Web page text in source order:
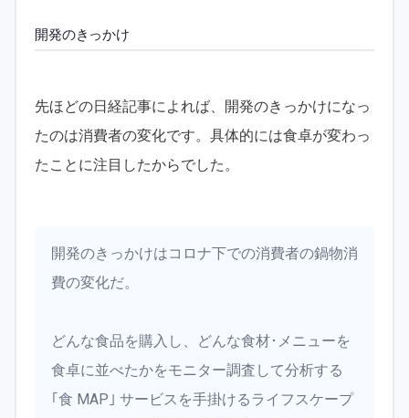
開発のきっかけ
先ほどの日経記事によれば、開発のきっかけになっ
たのは消費者の変化です。具体的には食卓が変わっ
たことに注目したからでした。
開発のきっかけはコロナ下での消費者の鍋物消
費の変化だ。
どんな食品を購入し、どんな食材･メニューを
食卓に並べたかをモニター調査して分析する
｢食 MAP｣ サービスを手掛けるライフスケープ